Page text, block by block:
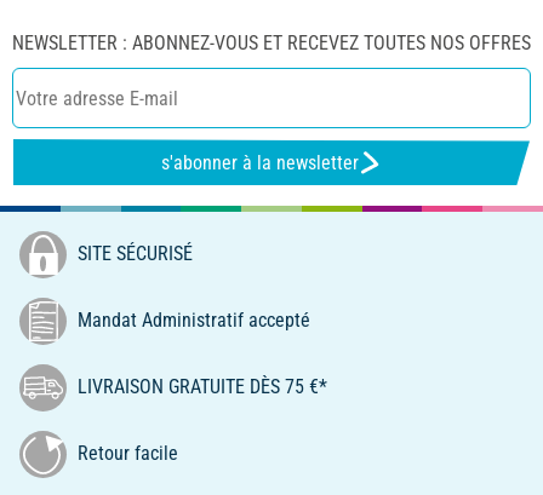
NEWSLETTER : ABONNEZ-VOUS ET RECEVEZ TOUTES NOS OFFRES
s'abonner à la newsletter
SITE SÉCURISÉ
Mandat Administratif accepté
LIVRAISON GRATUITE DÈS 75 €*
Retour facile